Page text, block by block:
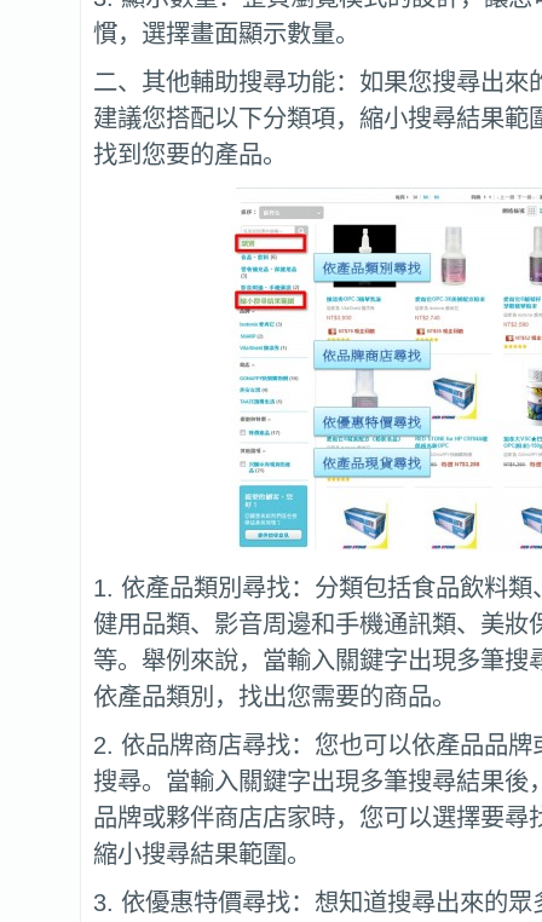
慣，選擇畫面顯示數量。
二、其他輔助搜尋功能：如果您搜尋出來
建議您搭配以下分類項，縮小搜尋結果範
找到您要的產品。
1. 依產品類別尋找：分類包括食品飲料類
健用品類、影音周邊和手機通訊類、美
等。舉例來說，當輸入關鍵字出現多筆搜
依產品類別，找出您需要的商品。
2. 依品牌商店尋找：您也可以依產品品牌
搜尋。當輸入關鍵字出現多筆搜尋結果後
品牌或夥伴商店店家時，您可以選擇要尋
縮小搜尋結果範圍。
3. 依優惠特價尋找：想知道搜尋出來的眾